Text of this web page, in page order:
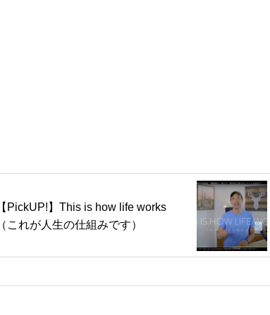
【PickUP!】This is how life works
（これが人生の仕組みです）